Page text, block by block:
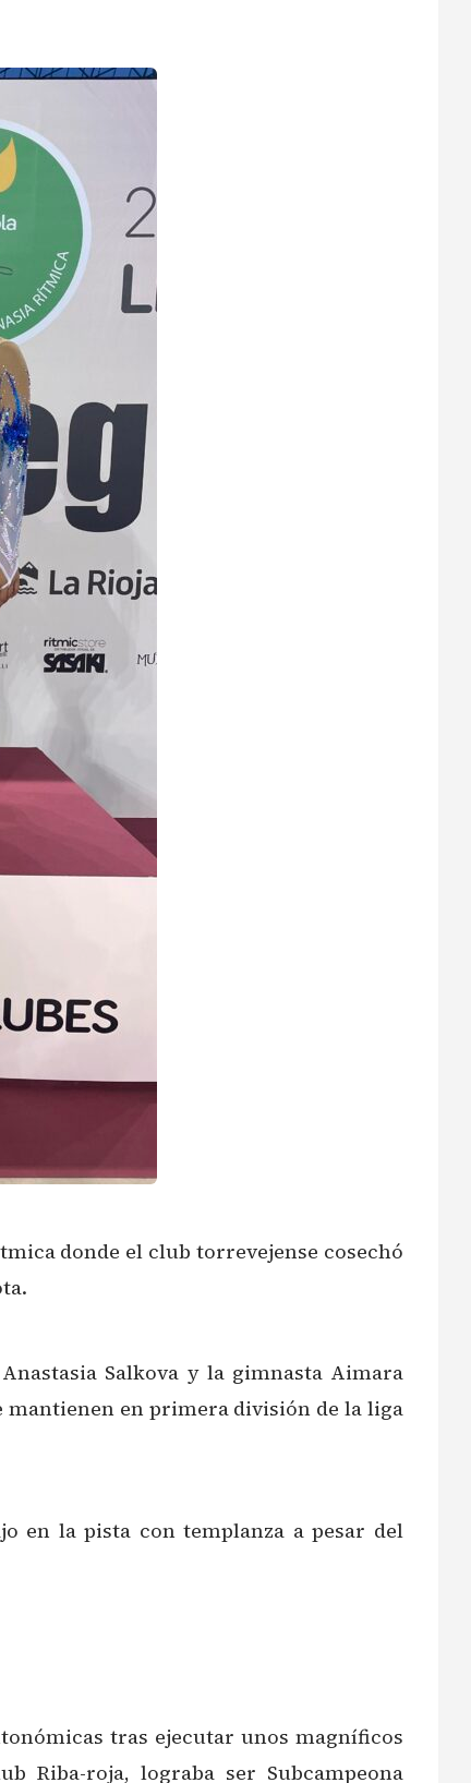
donde el club torrevejense cosechó
Salkova y la gimnasta Aimara
mantienen en primera división de la liga
en la pista con templanza a pesar del
tras ejecutar unos magníficos
Riba-roja, lograba ser Subcampeona